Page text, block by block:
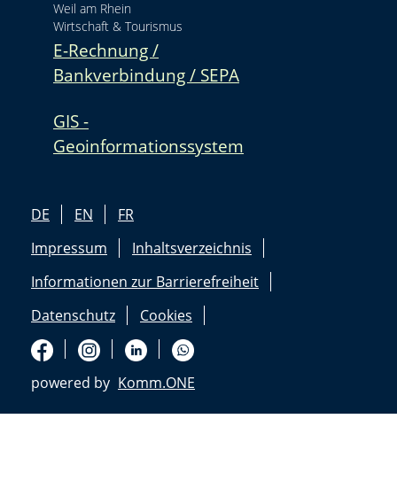
Weil am Rhein
Wirtschaft & Tourismus
E-Rechnung /
Bankverbindung / SEPA
GIS -
Geoinformationssystem
DE EN
FR
Impressum
Inhaltsverzeichnis
Informationen zur Barrierefreiheit
Datenschutz
Cookies
powered by Komm.ONE